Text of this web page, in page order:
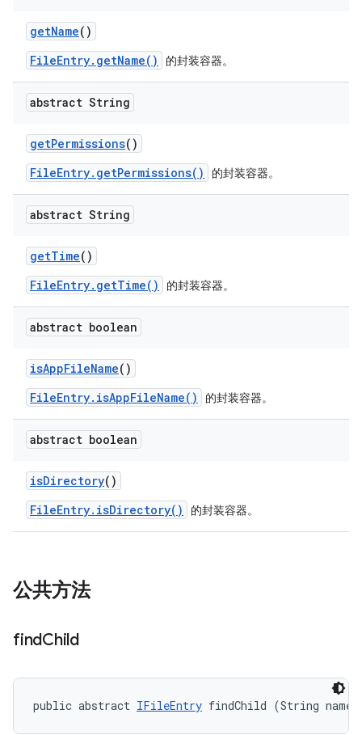
getName()
FileEntry.getName()
的封装容器。
abstract String
getPermissions()
FileEntry.getPermissions()
的封装容器。
abstract String
getTime()
FileEntry.getTime()
的封装容器。
abstract boolean
isAppFileName()
FileEntry.isAppFileName()
的封装容器。
abstract boolean
isDirectory()
FileEntry.isDirectory()
的封装容器。
公共方法
findChild
public abstract IFileEntry findChild (String name)